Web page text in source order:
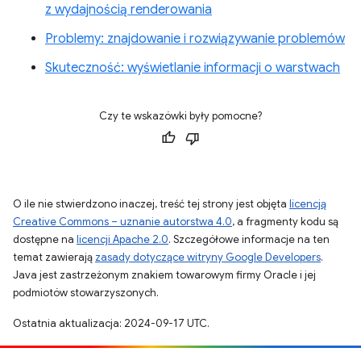
z wydajnością renderowania
Problemy: znajdowanie i rozwiązywanie problemów
Skuteczność: wyświetlanie informacji o warstwach
Czy te wskazówki były pomocne?
O ile nie stwierdzono inaczej, treść tej strony jest objęta licencją
Creative Commons – uznanie autorstwa 4.0, a fragmenty kodu są
dostępne na licencji Apache 2.0. Szczegółowe informacje na ten
temat zawierają zasady dotyczące witryny Google Developers.
Java jest zastrzeżonym znakiem towarowym firmy Oracle i jej
podmiotów stowarzyszonych.
Ostatnia aktualizacja: 2024-09-17 UTC.